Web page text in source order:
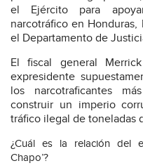
el Ejército para
narcotráfico en
el Departamento de
El fiscal general
expresidente
los narcotraficantes
construir un imperio
tráfico ilegal de toneladas
¿Cuál es la relación del
Chapo’?